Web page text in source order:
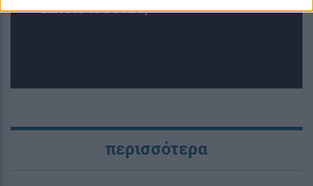
κάνετε το 3 στα 3;
περισσότερα